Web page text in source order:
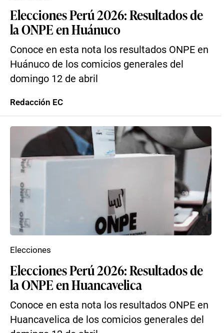
Elecciones Perú 2026: Resultados de
la ONPE en Huánuco
Conoce en esta nota los resultados ONPE en
Huánuco de los comicios generales del
domingo 12 de abril
Redacción EC
Elecciones Perú 2026: Resultados de
la ONPE en Huancavelica
Conoce en esta nota los resultados ONPE en
Huancavelica de los comicios generales del
Elecciones